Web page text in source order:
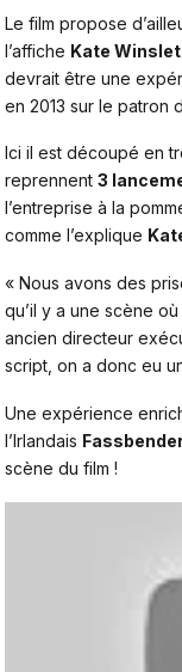
Le film propose
l’affiche Kate Winslet
devrait être une
en 2013 sur le patron
Ici il est découpé en
reprennent 3
l’entreprise à la
comme l’explique
« Nous avons des
qu’il y a une scène
ancien directeur
script, on a donc eu
Une expérience
l’Irlandais
scène du film !